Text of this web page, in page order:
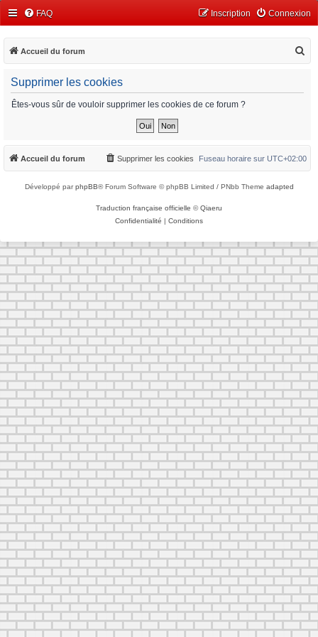
FAQ Connexion
Inscription
Accueil du forum
h
Supprimer les cookies
Êtes-vous sûr de vouloir supprimer les cookies de ce forum ?
Accueil du forum Fuseau horaire sur UTC+02:00
Supprimer les cookies
Développé parphpBB® Forum Software © phpBB Limited / PNbb Theme adapted
Traduction française officielle ©Qiaeru
Confidentialité | Conditions